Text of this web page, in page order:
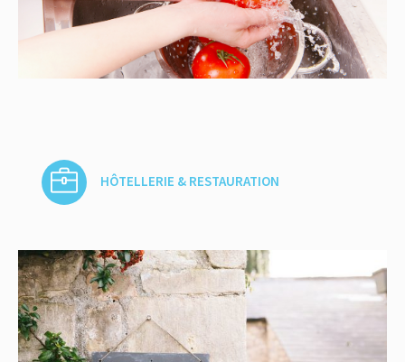
HÔTELLERIE & RESTAURATION